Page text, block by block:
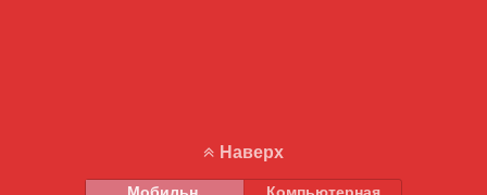
Наверх
Мобильн. Компьютерная